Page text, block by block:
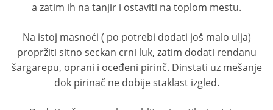
a zatim ih na tanjir i ostaviti na toplom mestu.
Na istoj masnoći ( po potrebi dodati još malo ulja)
propržiti sitno seckan crni luk, zatim dodati rendanu
šargarepu, oprani i oceđeni pirinč. Dinstati uz mešanje
dok pirinač ne dobije staklast izgled.